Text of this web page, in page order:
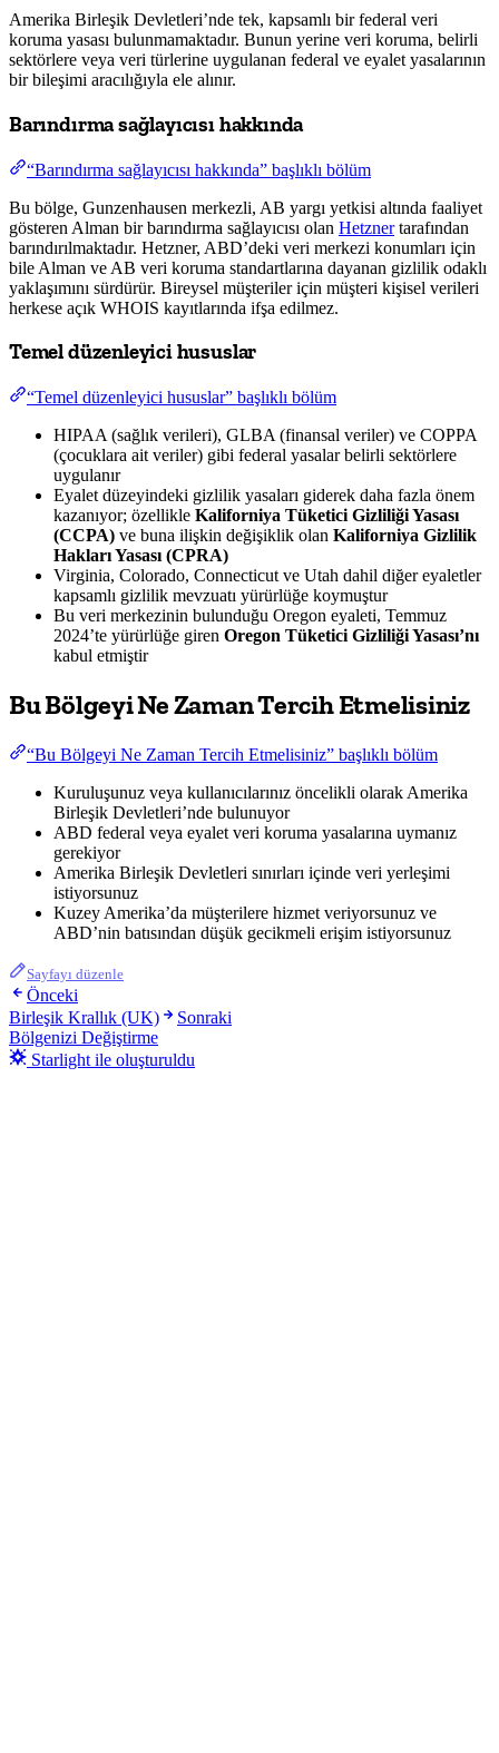
Amerika Birleşik Devletleri’nde tek, kapsamlı bir federal veri
koruma yasası bulunmamaktadır. Bunun yerine veri koruma, belirli
sektörlere veya veri türlerine uygulanan federal ve eyalet yasalarının
bir bileşimi aracılığıyla ele alınır.
Barındırma sağlayıcısı hakkında
“Barındırma sağlayıcısı hakkında” başlıklı bölüm
Bu bölge, Gunzenhausen merkezli, AB yargı yetkisi altında faaliyet
gösteren Alman bir barındırma sağlayıcısı olan Hetznertarafından
barındırılmaktadır. Hetzner, ABD’deki veri merkezi konumları için
bile Alman ve AB veri koruma standartlarına dayanan gizlilik odaklı
yaklaşımını sürdürür. Bireysel müşteriler için müşteri kişisel verileri
herkese açık WHOIS kayıtlarında ifşa edilmez.
Temel düzenleyici hususlar
“Temel düzenleyici hususlar” başlıklı bölüm
HIPAA (sağlık verileri), GLBA (finansal veriler) ve COPPA
(çocuklara ait veriler) gibi federal yasalar belirli sektörlere
uygulanır
Eyalet düzeyindeki gizlilik yasaları giderek daha fazla önem
kazanıyor; özellikle Kaliforniya Tüketici Gizliliği Yasası
(CCPA) ve buna ilişkin değişiklik olan Kaliforniya Gizlilik
Hakları Yasası (CPRA)
Virginia, Colorado, Connecticut ve Utah dahil diğer eyaletler
kapsamlı gizlilik mevzuatı yürürlüğe koymuştur
Bu veri merkezinin bulunduğu Oregon eyaleti, Temmuz
2024’te yürürlüğe giren Oregon Tüketici Gizliliği Yasası’nı
kabul etmiştir
Bu Bölgeyi Ne Zaman Tercih Etmelisiniz
“Bu Bölgeyi Ne Zaman Tercih Etmelisiniz” başlıklı bölüm
Kuruluşunuz veya kullanıcılarınız öncelikli olarak Amerika
Birleşik Devletleri’nde bulunuyor
ABD federal veya eyalet veri koruma yasalarına uymanız
gerekiyor
Amerika Birleşik Devletleri sınırları içinde veri yerleşimi
istiyorsunuz
Kuzey Amerika’da müşterilere hizmet veriyorsunuz ve
ABD’nin batısından düşük gecikmeli erişim istiyorsunuz
Sayfayı düzenle
Önceki
Birleşik Krallık (UK)
Sonraki
Bölgenizi Değiştirme
Starlight ile oluşturuldu